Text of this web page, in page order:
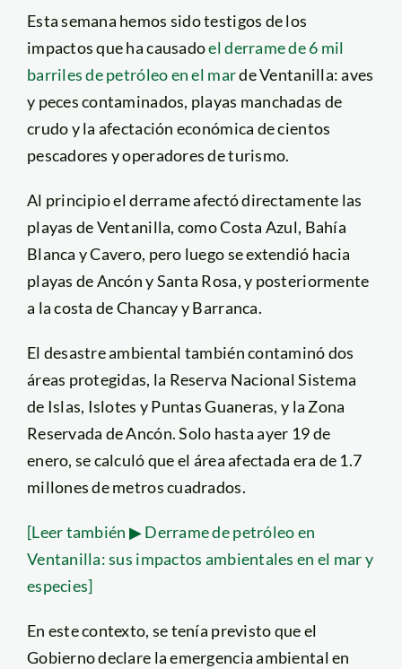
Esta semana hemos sido testigos de los
impactos que ha causadoel derrame de 6 mil
barriles de petróleo en el marde Ventanilla: aves
y peces contaminados, playas manchadas de
crudo y la afectación económica de cientos
pescadores y operadores de turismo.
Al principio el derrame afectó directamente las
playas de Ventanilla, como Costa Azul, Bahía
Blanca y Cavero, pero luego se extendió hacia
playas de Ancón y Santa Rosa, y posteriormente
a la costa de Chancay y Barranca.
El desastre ambiental también contaminó dos
áreas protegidas, la Reserva Nacional Sistema
de Islas, Islotes y Puntas Guaneras, y la Zona
Reservada de Ancón. Solo hasta ayer 19 de
enero, se calculó que el área afectada era de 1.7
millones de metros cuadrados.
[Leer también ▶ Derrame de petróleo en
Ventanilla: sus impactos ambientales en el mar y
especies]
En este contexto, se tenía previsto que el
Gobierno declare la emergencia ambiental en